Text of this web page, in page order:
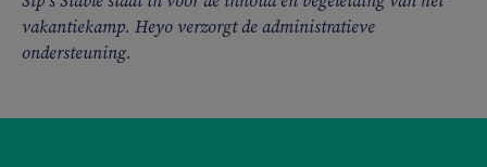
vakantiekamp. Heyo verzorgt de administratieve
ondersteuning.